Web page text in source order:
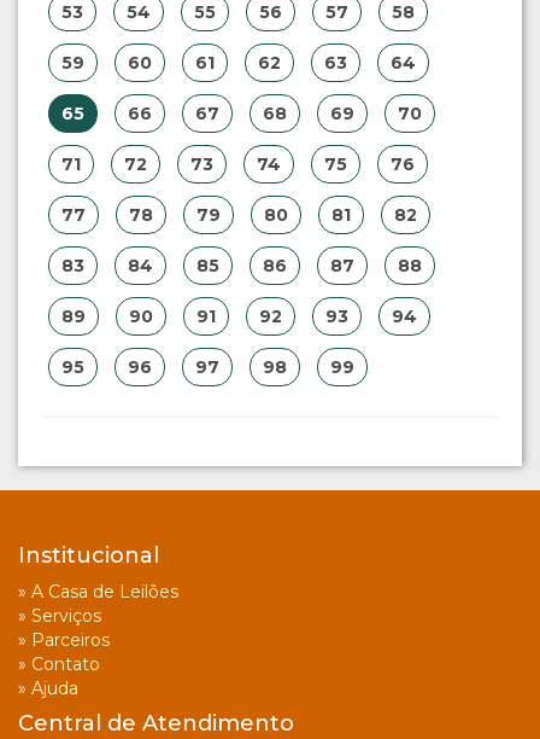
53 54 55 56 57 58
59 60 61 62 63 64
65 66 67 68 69 70
71 72 73 74 75 76
77 78 79 80 81 82
83 84 85 86 87 88
89 90 91 92 93 94
95 96 97 98 99
Institucional
» A Casa de Leilões
» Serviços
» Parceiros
» Contato
» Ajuda
Central de Atendimento